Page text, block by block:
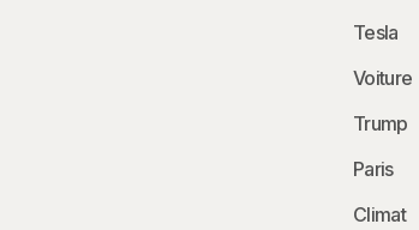
Tesla
Voiture
Trump
Paris
Climat